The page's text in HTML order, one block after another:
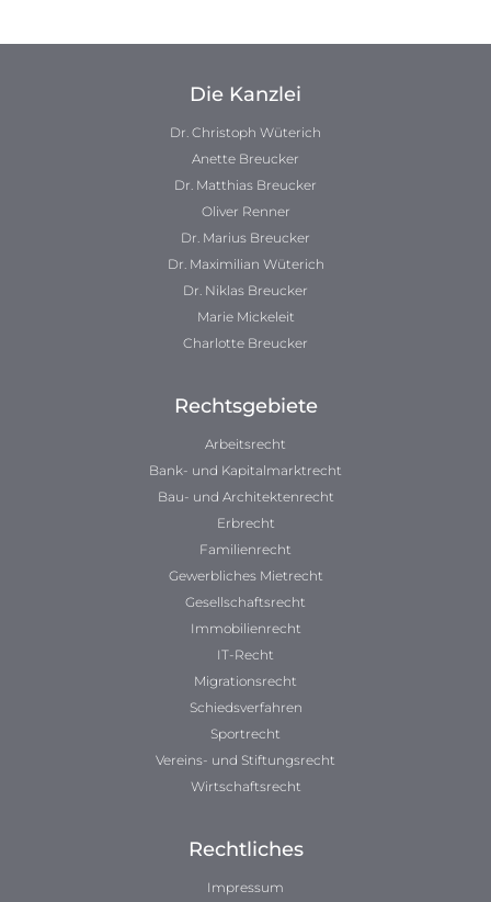
Die Kanzlei
Dr. Christoph Wüterich
Anette Breucker
Dr. Matthias Breucker
Oliver Renner
Dr. Marius Breucker
Dr. Maximilian Wüterich
Dr. Niklas Breucker
Marie Mickeleit
Charlotte Breucker
Rechtsgebiete
Arbeitsrecht
Bank- und Kapitalmarktrecht
Bau- und Architektenrecht
Erbrecht
Familienrecht
Gewerbliches Mietrecht
Gesellschaftsrecht
Immobilienrecht
IT-Recht
Migrationsrecht
Schiedsverfahren
Sportrecht
Vereins- und Stiftungsrecht
Wirtschaftsrecht
Rechtliches
Impressum